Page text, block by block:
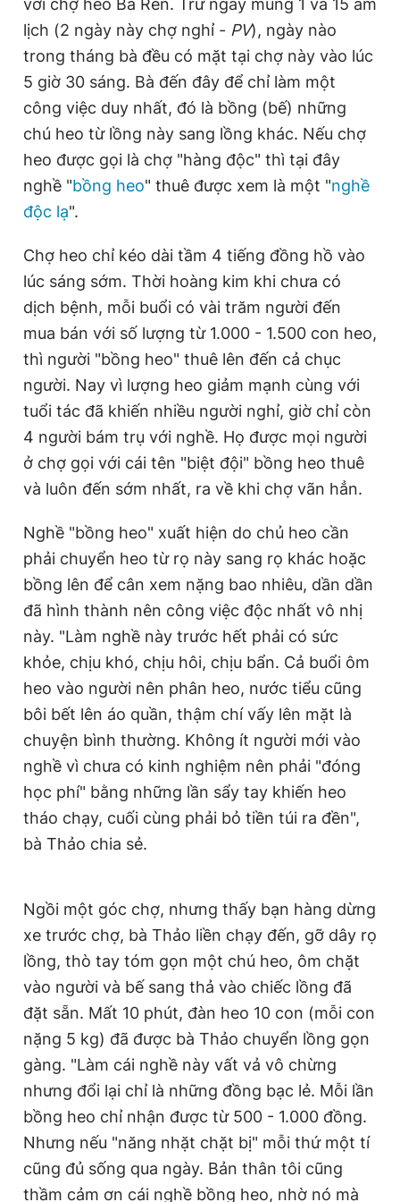
Giấy phép xuất bản số 110/GP - BTTTT cấp ngày 24.3.2020
© 2003-2026 Bản quyền thuộc về Báo Thanh Niên. Cấm sao
chép dưới mọi hình thức nếu không có sự chấp thuận bằng văn
bản. Phát triển bởi ePi Technologies, JSC.
lịch (2 ngày này chợ nghỉ - PV), ngày nào
trong tháng bà đều có mặt tại chợ này vào lúc
5 giờ 30 sáng. Bà đến đây để chỉ làm một
công việc duy nhất, đó là bồng (bế) những
chú heo từ lồng này sang lồng khác. Nếu chợ
heo được gọi là chợ "hàng độc" thì tại đây
nghề "bồng heo" thuê được xem là một "nghề
độc lạ".
Chợ heo chỉ kéo dài tầm 4 tiếng đồng hồ vào
lúc sáng sớm. Thời hoàng kim khi chưa có
dịch bệnh, mỗi buổi có vài trăm người đến
mua bán với số lượng từ 1.000 - 1.500 con heo,
thì người "bồng heo" thuê lên đến cả chục
người. Nay vì lượng heo giảm mạnh cùng với
tuổi tác đã khiến nhiều người nghỉ, giờ chỉ còn
4 người bám trụ với nghề. Họ được mọi người
ở chợ gọi với cái tên "biệt đội" bồng heo thuê
và luôn đến sớm nhất, ra về khi chợ vãn hẳn.
Nghề "bồng heo" xuất hiện do chủ heo cần
phải chuyển heo từ rọ này sang rọ khác hoặc
bồng lên để cân xem nặng bao nhiêu, dần dần
đã hình thành nên công việc độc nhất vô nhị
này. "Làm nghề này trước hết phải có sức
khỏe, chịu khó, chịu hôi, chịu bẩn. Cả buổi ôm
heo vào người nên phân heo, nước tiểu cũng
bôi bết lên áo quần, thậm chí vấy lên mặt là
chuyện bình thường. Không ít người mới vào
nghề vì chưa có kinh nghiệm nên phải "đóng
học phí" bằng những lần sẩy tay khiến heo
tháo chạy, cuối cùng phải bỏ tiền túi ra đền",
bà Thảo chia sẻ.
Ngồi một góc chợ, nhưng thấy bạn hàng dừng
xe trước chợ, bà Thảo liền chạy đến, gỡ dây rọ
lồng, thò tay tóm gọn một chú heo, ôm chặt
vào người và bế sang thả vào chiếc lồng đã
đặt sẵn. Mất 10 phút, đàn heo 10 con (mỗi con
nặng 5 kg) đã được bà Thảo chuyển lồng gọn
gàng. "Làm cái nghề này vất vả vô chừng
nhưng đổi lại chỉ là những đồng bạc lẻ. Mỗi lần
bồng heo chỉ nhận được từ 500 - 1.000 đồng.
Nhưng nếu "năng nhặt chặt bị" mỗi thứ một tí
cũng đủ sống qua ngày. Bản thân tôi cũng
thầm cảm ơn cái nghề bồng heo, nhờ nó mà